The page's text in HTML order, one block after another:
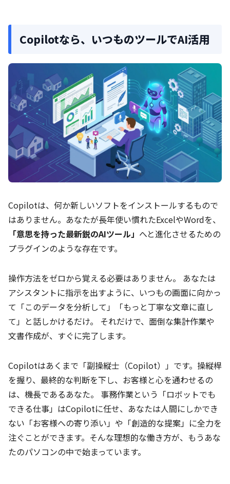
Copilotなら、いつものツールでAI活用
Copilotは、何か新しいソフトをインストールするもので
はありません。あなたが長年使い慣れたExcelやWordを、
「意思を持った最新鋭のAIツール」 へと進化させるための
プラグインのような存在です。
操作方法をゼロから覚える必要はありません。 あなたは
アシスタントに指示を出すように、いつもの画面に向かっ
て「このデータを分析して」「もっと丁寧な文章に直し
て」と話しかけるだけ。 それだけで、面倒な集計作業や
文書作成が、すぐに完了します。
Copilotはあくまで「副操縦士（Copilot）」です。操縦桿
を握り、最終的な判断を下し、お客様と心を通わせるの
は、機長であるあなた。 事務作業という「ロボットでも
できる仕事」はCopilotに任せ、あなたは人間にしかでき
ない「お客様への寄り添い」や「創造的な提案」に全力を
注ぐことができます。そんな理想的な働き方が、もうあな
たのパソコンの中で始まっています。